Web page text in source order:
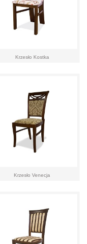
Krzesło Kostka
Krzesło Venecja